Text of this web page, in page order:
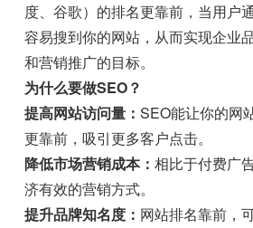
度、谷歌）的排名更靠前，当用户
容易搜到你的网站，从而实现企业
和营销推广的目标。
为什么要做SEO？
提高网站访问量：SEO能让你的网
更靠前，吸引更多客户点击。
降低市场营销成本：相比于付费广
济有效的营销方式。
提升品牌知名度： 网站排名靠前，